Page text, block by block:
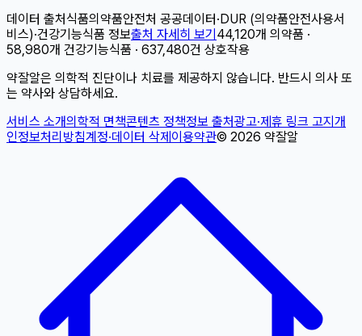
데이터 출처 식품의약품안전처 공공데이터 · DUR (의약품안전사용서
비스)·건강기능식품 정보출처 자세히 보기 44,120개 의약품 ·
58,980개 건강기능식품 · 637,480건 상호작용
약잘알은 의학적 진단이나 치료를 제공하지 않습니다. 반드시 의사 또
는 약사와 상담하세요.
서비스 소개의학적 면책콘텐츠 정책정보 출처광고·제휴 링크 고지 개
인정보처리방침계정·데이터 삭제 이용약관© 2026 약잘알